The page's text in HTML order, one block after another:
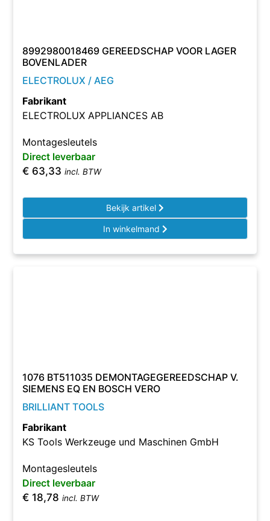
8992980018469 GEREEDSCHAP VOOR LAGER
BOVENLADER
ELECTROLUX / AEG
Fabrikant
ELECTROLUX APPLIANCES AB
Montagesleutels
Direct leverbaar
€ 63,33 incl. BTW
Bekijk artikel
In winkelmand
1076 BT511035 DEMONTAGEGEREEDSCHAP V.
SIEMENS EQ EN BOSCH VERO
BRILLIANT TOOLS
Fabrikant
KS Tools Werkzeuge und Maschinen GmbH
Montagesleutels
Direct leverbaar
€ 18,78 incl. BTW